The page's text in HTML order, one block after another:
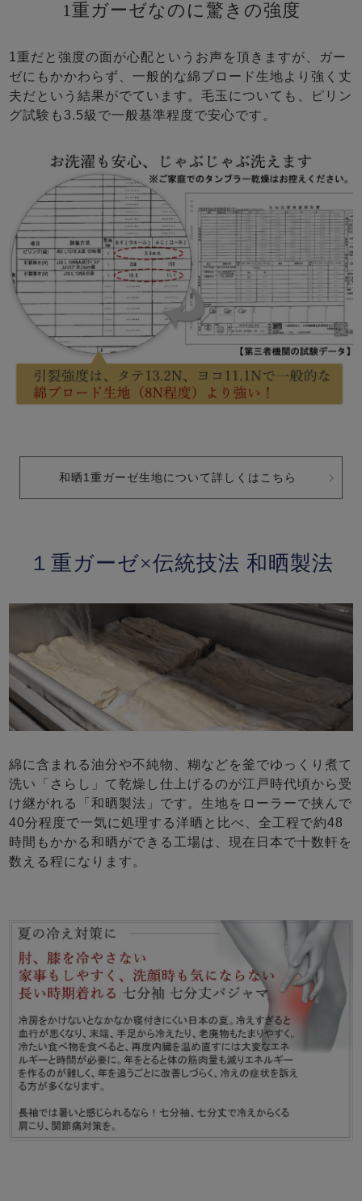
1重ガーゼなのに驚きの強度
1重だと強度の面が心配というお声を頂きますが、ガー
ゼにもかかわらず、一般的な綿ブロード生地より強く丈
夫だという結果がでています。毛玉についても、ピリン
グ試験も3.5級で一般基準程度で安心です。
和晒1重ガーゼ生地について詳しくはこちら
１重ガーゼ×伝統技法 和晒製法
綿に含まれる油分や不純物、糊などを釜でゆっくり煮て
洗い「さらし」て乾燥し仕上げるのが江戸時代頃から受
け継がれる「和晒製法」です。生地をローラーで挟んで
40分程度で一気に処理する洋晒と比べ、全工程で約48
時間もかかる和晒ができる工場は、現在日本で十数軒を
数える程になります。